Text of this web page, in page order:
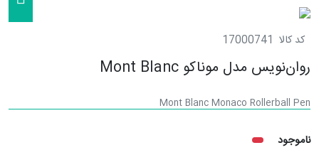
کد کالا 17000741
روان‌نویس مدل موناکو Mont Blanc
Mont Blanc Monaco Rollerball Pen
ناموجود